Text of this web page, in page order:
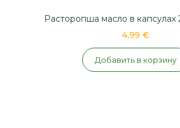
Расторопша масло в капсулах
4,99 €
Добавить в корзину